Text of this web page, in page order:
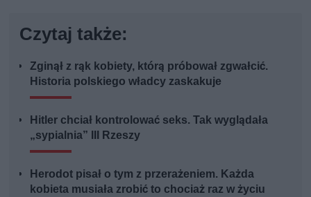
Czytaj także:
Zginął z rąk kobiety, którą próbował zgwałcić.
Historia polskiego władcy zaskakuje
Hitler chciał kontrolować seks. Tak wyglądała
„sypialnia” III Rzeszy
Herodot pisał o tym z przerażeniem. Każda
kobieta musiała zrobić to chociaż raz w życiu